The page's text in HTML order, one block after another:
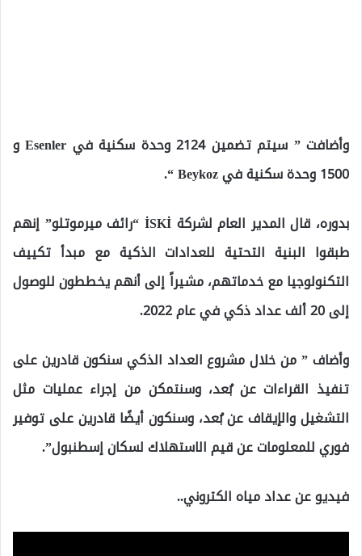
وأضافت ” سيتم تضمين 2124 وحدة سكنية في Esenler و
1500 وحدة سكنية في Beykoz “.
بدوره، قال المدير العام لشركة İSKİ “رائف ميرموتلو” إنهم
طبقوا البنية التحتية للعدادات الذكية مع مبدأ تكييف
التكنولوجيا مع خدماتهم، مشيراً إلى أنهم يخططون للوصول
إلى 20 ألف عداد ذكي في عام 2022.
وأضاف ” من خلال مشروع العداد الذكي سنكون قادرين على
تنفيذ القراءات عن بُعد، وسنتمكن من إجراء عمليات مثل
التشغيل والإيقاف عن بُعد، وسنكون أيضًا قادرين على توفير
فوري للمعلومات عن قيم الاستهلاك لسكان إسطنبول”.
فيديو عن عداد مياه الكتروني..